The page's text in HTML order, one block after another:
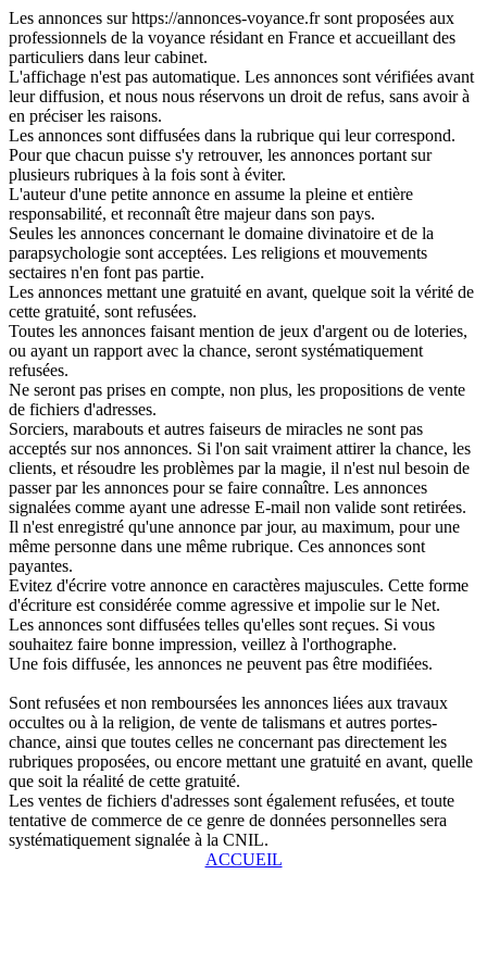
Les annonces sur https://annonces-voyance.fr sont proposées aux
professionnels de la voyance résidant en France et accueillant des
particuliers dans leur cabinet.
L'affichage n'est pas automatique. Les annonces sont vérifiées avant
leur diffusion, et nous nous réservons un droit de refus, sans avoir à
en préciser les raisons.
Les annonces sont diffusées dans la rubrique qui leur correspond.
Pour que chacun puisse s'y retrouver, les annonces portant sur
plusieurs rubriques à la fois sont à éviter.
L'auteur d'une petite annonce en assume la pleine et entière
responsabilité, et reconnaît être majeur dans son pays.
Seules les annonces concernant le domaine divinatoire et de la
parapsychologie sont acceptées. Les religions et mouvements
sectaires n'en font pas partie.
Les annonces mettant une gratuité en avant, quelque soit la vérité de
cette gratuité, sont refusées.
Toutes les annonces faisant mention de jeux d'argent ou de loteries,
ou ayant un rapport avec la chance, seront systématiquement
refusées.
Ne seront pas prises en compte, non plus, les propositions de vente
de fichiers d'adresses.
Sorciers, marabouts et autres faiseurs de miracles ne sont pas
acceptés sur nos annonces. Si l'on sait vraiment attirer la chance, les
clients, et résoudre les problèmes par la magie, il n'est nul besoin de
passer par les annonces pour se faire connaître. Les annonces
signalées comme ayant une adresse E-mail non valide sont retirées.
Il n'est enregistré qu'une annonce par jour, au maximum, pour une
même personne dans une même rubrique. Ces annonces sont
payantes.
Evitez d'écrire votre annonce en caractères majuscules. Cette forme
d'écriture est considérée comme agressive et impolie sur le Net.
Les annonces sont diffusées telles qu'elles sont reçues. Si vous
souhaitez faire bonne impression, veillez à l'orthographe.
Une fois diffusée, les annonces ne peuvent pas être modifiées.
Sont refusées et non remboursées les annonces liées aux travaux
occultes ou à la religion, de vente de talismans et autres portes-
chance, ainsi que toutes celles ne concernant pas directement les
rubriques proposées, ou encore mettant une gratuité en avant, quelle
que soit la réalité de cette gratuité.
Les ventes de fichiers d'adresses sont également refusées, et toute
tentative de commerce de ce genre de données personnelles sera
systématiquement signalée à la CNIL.
ACCUEIL